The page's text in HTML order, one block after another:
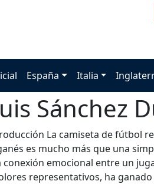
España Italia
Sánchez
La camiseta de fútbol
es mucho más que una
conexión emocional entre un
representativos, ha